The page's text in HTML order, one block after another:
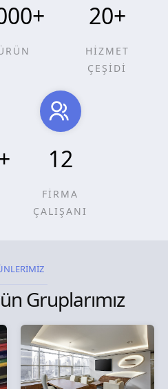
+ 20+
HİZMET
ÇEŞİDİ
12
FİRMA
ÇALIŞANI
Gruplarımız